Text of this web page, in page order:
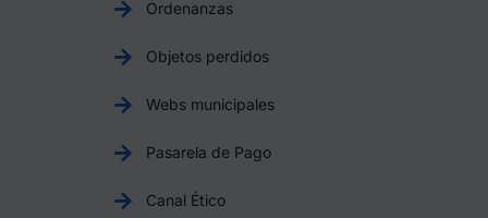
Ordenanzas
Objetos perdidos
Webs municipales
Pasarela de Pago
Canal Ético